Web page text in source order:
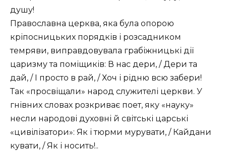
душу!
Православна церква, яка була опорою
кріпосницьких порядків і розсадником
темряви, виправдовувала грабіжницькі дії
царизму та поміщиків: В нас дери, / Дери та
дай, / І просто в рай, / Хоч і рідню всю забери!
Так «просвіщали» народ служителі церкви. У
гнівних словах розкриває поет, яку «науку»
несли народові духовні й світські царські
«цивілізатори»: Як і тюрми мурувати, / Кайдани
кувати, / Як і носить!..